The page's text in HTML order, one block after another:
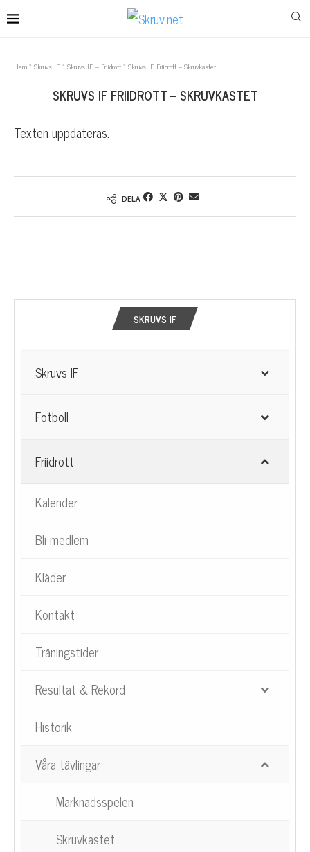
Hem» Skruvs IF » Skruvs IF – Friidrott» Skruvs IF Friidrott – Skruvkastet
SKRUVS IF FRIIDROTT – SKRUVKASTET
Texten uppdateras.
DELA
SKRUVS IF
Skruvs IF
Fotboll
Friidrott
Kalender
Bli medlem
Kläder
Kontakt
Träningstider
Resultat & Rekord
Historik
Våra tävlingar
Marknadsspelen
Skruvkastet